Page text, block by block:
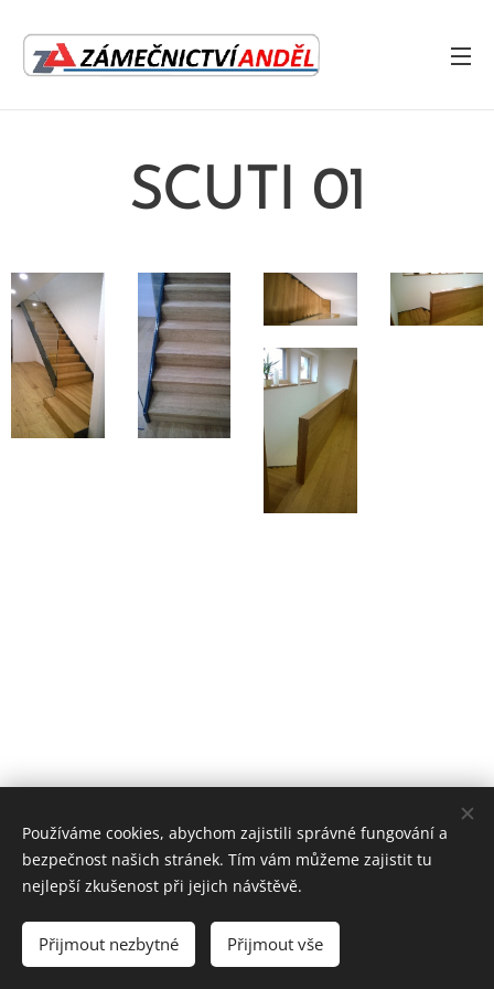
SCUTI 01
© 2025 ZamečnictvíANDĚL Údolní 255 Jemnice 67531
Cookies
Používáme cookies, abychom zajistili správné fungování a
bezpečnost našich stránek. Tím vám můžeme zajistit tu
nejlepší zkušenost při jejich návštěvě.
Přijmout nezbytné Přijmout vše